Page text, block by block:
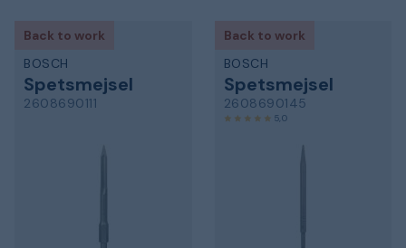
Back to work
BOSCH
Spetsmejsel
2608690111
Back to work
BOSCH
Spetsmejsel
2608690145
5,0